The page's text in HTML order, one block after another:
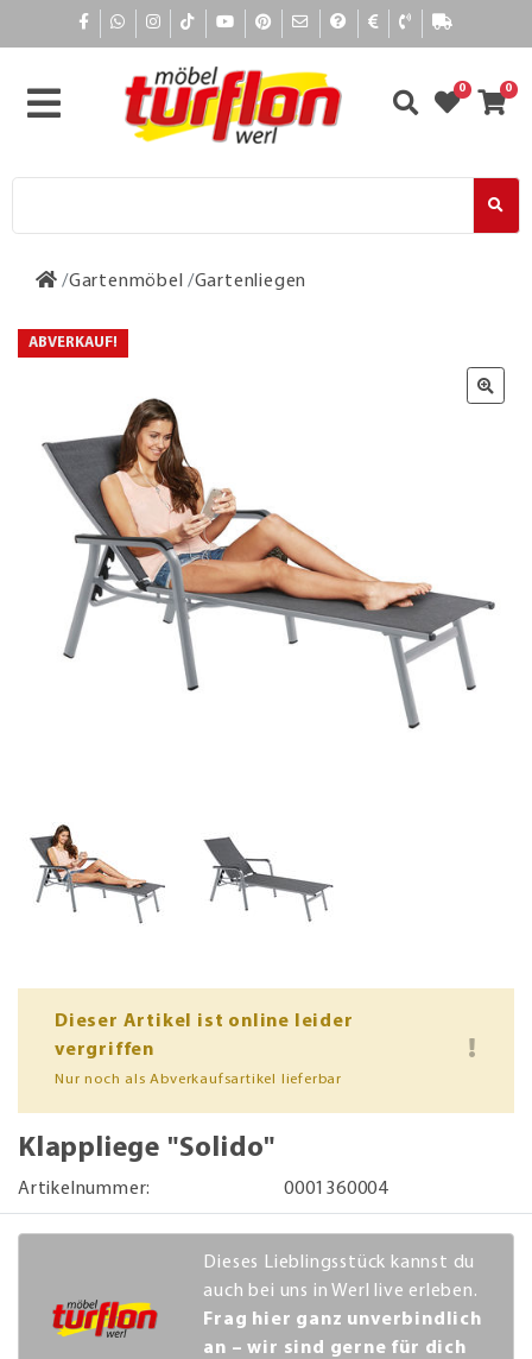
0 0
Gartenmöbel Gartenliegen
ABVERKAUF!
Dieser Artikel ist online leider
vergriffen
Nur noch als Abverkaufsartikel lieferbar
Klappliege "Solido"
Artikelnummer: 0001360004
Dieses Lieblingsstück kannst du
auch bei uns in Werl live erleben.
Frag hier ganz unverbindlich
an – wir sind gerne für dich